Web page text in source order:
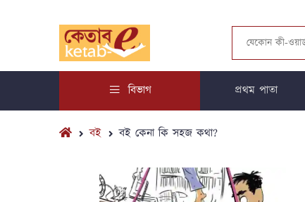
বিভাগ প্রথম পাতা
বই বই কেনা কি সহজ কথা?